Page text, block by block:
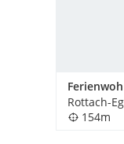
Rottach-
154m